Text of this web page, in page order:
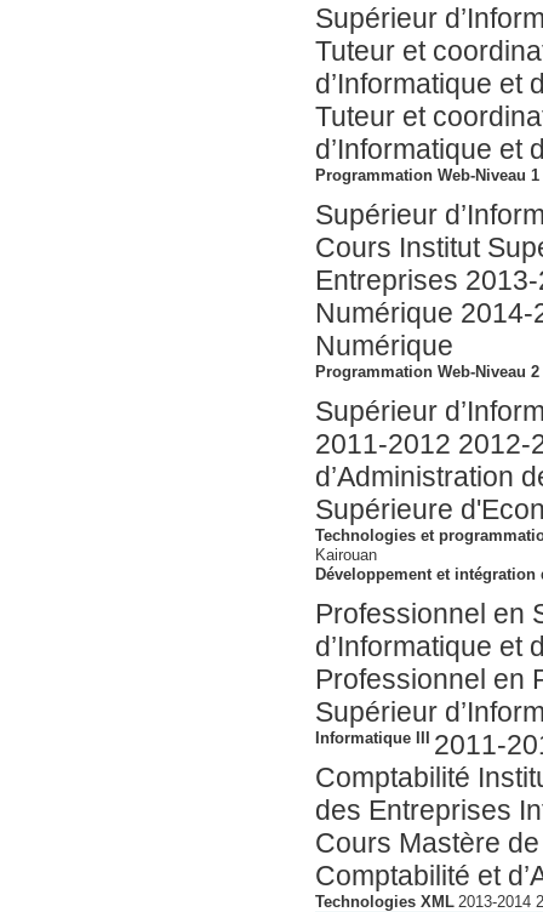
Supérieur
Tuteur et coordinateur
d’Informatique et
Tuteur et
d’Informatique et
Programmation Web-Niveau 1
Supérieur
Cours Institut
Entreprises
Numérique
Numérique
Programmation Web-Niveau 2
Supérieur
2011-2012 2012-
d’Administration
Supérieure
Technologies et
Kairouan
Développement et intégration
Professionnel en
d’Informatique et
Professionnel en
Supérieur
Informatique III 2011-
Comptabilité
des Entreprises
Cours Mastère de Recherche en
Comptabilité et
Technologies XML